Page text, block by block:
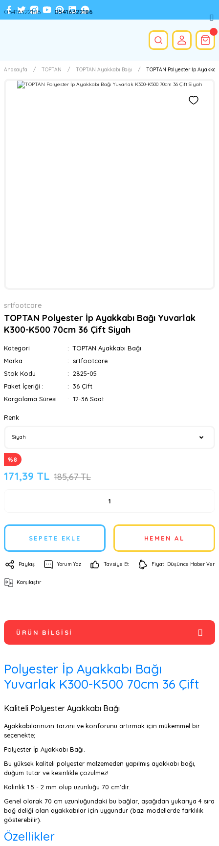
Anasayfa TOPTAN TOPTAN Ayakkabı Bağı TOPTAN Polyester İp
srtfootcare
TOPTAN Polyester İp Ayakkabı Bağı Yuvarlak
K300-K500 70cm 36 Çift Siyah
Kategori
TOPTAN Ayakkabı Bağı
Marka
srtfootcare
Stok Kodu
2825-05
Paket İçeriği :
36 Çift
Kargolama Süresi
12-36 Saat
Renk
%8
171,39 TL 185,67 TL
SEPETE EKLE HEMEN AL
Paylaş Yorum Yaz Tavsiye Et Fiyatı Düşünce Haber Ver
Karşılaştır
ÜRÜN BILGISI
Polyester İp Ayakkabı Bağı
Yuvarlak K300-K500 70cm 36 Çift
Kaliteli Polyester Ayakkabı Bağı
Ayakkabılarınızın tarzını ve konforunu artırmak için mükemmel bir
seçenekte;
Polyester İp Ayakkabı Bağı.
Bu yüksek kaliteli polyester malzemeden yapılmış ayakkabı bağı,
düğüm tutar ve kesinlikle çözülmez!
Kalınlık 1.5 - 2 mm olup uzunluğu 70 cm'dir.
Genel olarak 70 cm uzunluğundaki bu bağlar, aşağıdan yukarıya 4 sıra
bağ deliği olan ayakkabılar için uygundur (bazı modellerde farklılık
gösterebilir).
Özellikler
05416322186 05416322186